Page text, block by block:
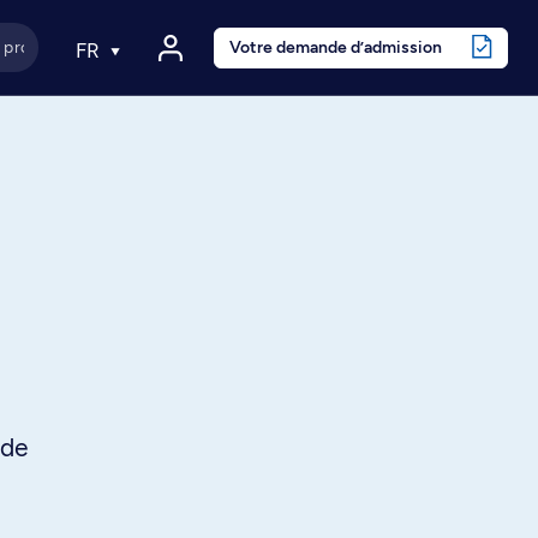
FR Votre demande d’admission